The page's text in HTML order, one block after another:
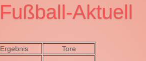
Fußball-Aktuell
Ergebnis
Tore